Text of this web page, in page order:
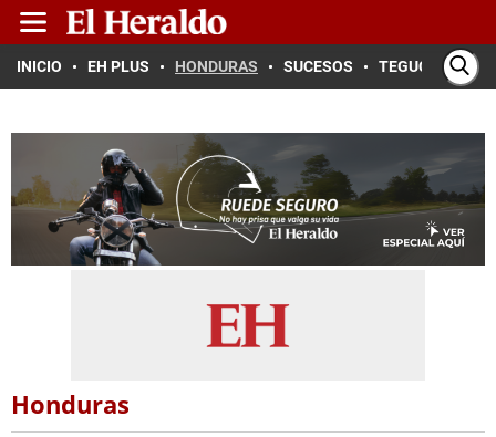
INICIO EH PLUS HONDURAS SUCESOS TEGUCIGALPA
Honduras